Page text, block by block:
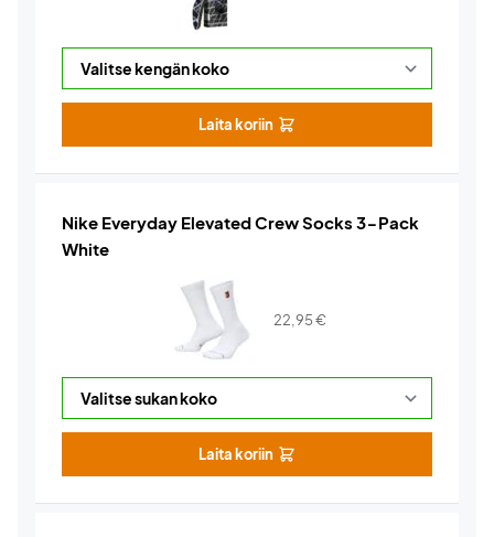
Laita koriin
Nike Everyday Elevated Crew Socks 3-Pack
White
22,95€
Laita koriin